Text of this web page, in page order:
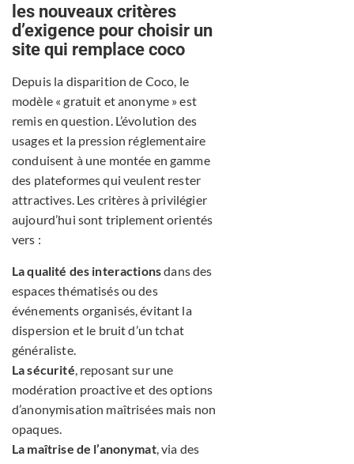
les nouveaux critères
d’exigence pour choisir un
site qui remplace coco
Depuis la disparition de Coco, le
modèle « gratuit et anonyme » est
remis en question. L’évolution des
usages et la pression réglementaire
conduisent à une montée en gamme
des plateformes qui veulent rester
attractives. Les critères à privilégier
aujourd’hui sont triplement orientés
vers :
La qualité des interactionsdans des
espaces thématisés ou des
événements organisés, évitant la
dispersion et le bruit d’un tchat
généraliste.
La sécurité , reposant sur une
modération proactive et des options
d’anonymisation maîtrisées mais non
opaques.
La maîtrise de l’anonymat, via des